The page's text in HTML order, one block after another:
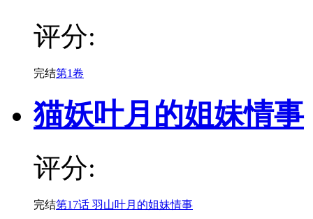
评分:
完结第1卷
猫妖叶月的姐妹情事
评分:
完结第17话 羽山叶月的姐妹情事